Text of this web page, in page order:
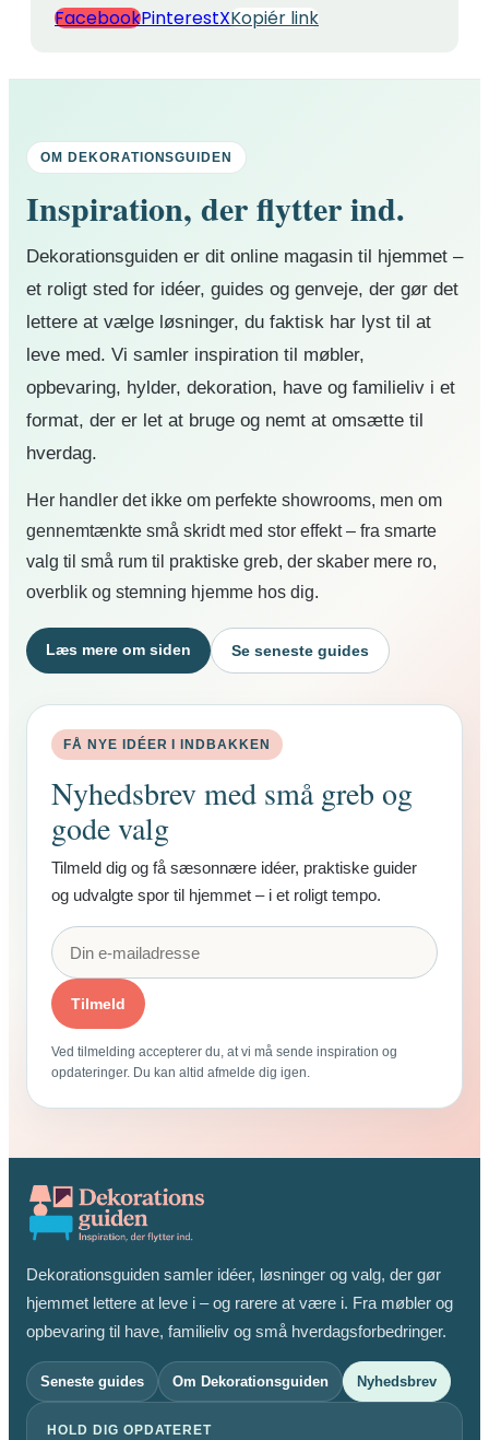
FacebookPinterestXKopiér link
OM DEKORATIONSGUIDEN
Inspiration, der flytter ind.
Dekorationsguiden er dit online magasin til hjemmet –
et roligt sted for idéer, guides og genveje, der gør det
lettere at vælge løsninger, du faktisk har lyst til at
leve med. Vi samler inspiration til møbler,
opbevaring, hylder, dekoration, have og familieliv i et
format, der er let at bruge og nemt at omsætte til
hverdag.
Her handler det ikke om perfekte showrooms, men om
gennemtænkte små skridt med stor effekt – fra smarte
valg til små rum til praktiske greb, der skaber mere ro,
overblik og stemning hjemme hos dig.
Læs mere om siden Se seneste guides
FÅ NYE IDÉER I INDBAKKEN
Nyhedsbrev med små greb og
gode valg
Tilmeld dig og få sæsonnære idéer, praktiske guider
og udvalgte spor til hjemmet – i et roligt tempo.
Tilmeld
Ved tilmelding accepterer du, at vi må sende inspiration og
opdateringer. Du kan altid afmelde dig igen.
Dekorationsguiden samler idéer, løsninger og valg, der gør
hjemmet lettere at leve i – og rarere at være i. Fra møbler og
opbevaring til have, familieliv og små hverdagsforbedringer.
Seneste guides Om Dekorationsguiden Nyhedsbrev
HOLD DIG OPDATERET